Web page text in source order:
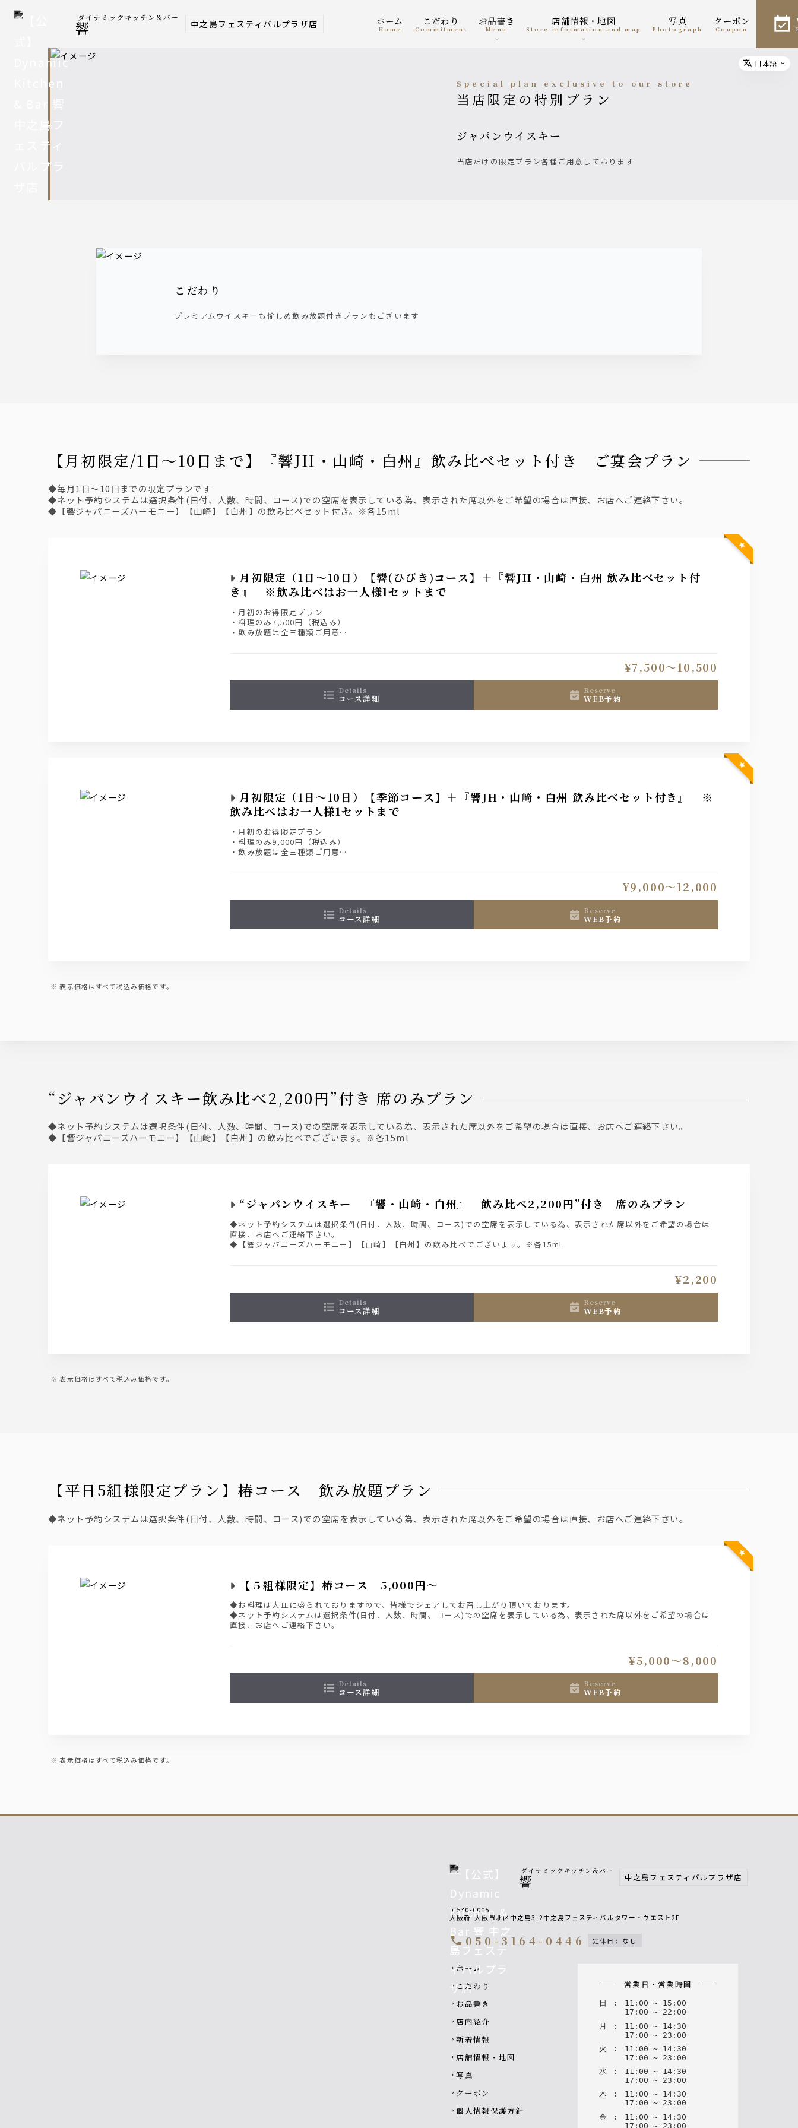
ダイナミックキッチン＆バー
響 中之島フェスティバルプラザ店 ホーム
home
こだわり
Commitment
お品書き
menu
店舗情報・地図
Store information and map
写真
photograph
クーポン
coupon
Special plan exclusive to our store
当店限定の特別プラン
ジャパンウイスキー
当店だけの限定プラン各種ご用意しております
こだわり
プレミアムウイスキーも愉しめ飲み放題付きプランもございます
【月初限定/1日～10日まで】『響JH・山崎・白州』飲み比べセット付き ご宴会プラン
◆毎月1日～10日までの限定プランです
◆ネット予約システムは選択条件(日付、人数、時間、コース)での空席を表示している為、表示された席以外をご希望の場合は直接、お店へご連絡下さい。
◆【響ジャパニーズハーモニー】【山崎】【白州】の飲み比べセット付き。※各15ml
月初限定（1日～10日）【響(ひびき)コース】＋『響JH・山崎・白州 飲み比べセット付
き』 ※飲み比べはお一人様1セットまで
・月初のお得限定プラン
・料理のみ7,500円（税込み）
・飲み放題は全三種類ご用意
¥7,500〜10,500
details
コース詳細
reserve
WEB予約
月初限定（1日～10日）【季節コース】＋『響JH・山崎・白州 飲み比べセット付き』 ※
飲み比べはお一人様1セットまで
・月初のお得限定プラン
・料理のみ9,000円（税込み）
・飲み放題は全三種類ご用意
¥9,000〜12,000
details
コース詳細
reserve
WEB予約
表示価格はすべて税込み価格です。
“ジャパンウイスキー飲み比べ2,200円”付き 席のみプラン
◆ネット予約システムは選択条件(日付、人数、時間、コース)での空席を表示している為、表示された席以外をご希望の場合は直接、お店へご連絡下さい。
◆【響ジャパニーズハーモニー】【山崎】【白州】の飲み比べでございます。※各15ml
“ジャパンウイスキー 『響・山崎・白州』 飲み比べ2,200円”付き 席のみプラン
◆ネット予約システムは選択条件(日付、人数、時間、コース)での空席を表示している為、表示された席以外をご希望の場合は
直接、お店へご連絡下さい。
◆【響ジャパニーズハーモニー】【山崎】【白州】の飲み比べでございます。※各15ml
¥2,200
details
コース詳細
reserve
WEB予約
表示価格はすべて税込み価格です。
【平日5組様限定プラン】椿コース 飲み放題プラン
◆ネット予約システムは選択条件(日付、人数、時間、コース)での空席を表示している為、表示された席以外をご希望の場合は直接、お店へご連絡下さい。
【５組様限定】椿コース 5,000円～
◆お料理は大皿に盛られておりますので、皆様でシェアしてお召し上がり頂いております。
◆ネット予約システムは選択条件(日付、人数、時間、コース)での空席を表示している為、表示された席以外をご希望の場合は
直接、お店へご連絡下さい。
¥5,000〜8,000
details
コース詳細
reserve
WEB予約
表示価格はすべて税込み価格です。
Select
日本語
ダイナミックキッチン＆バー
響 中之島フェスティバルプラザ店
〒530-0005
大阪府 大阪市北区中之島3-2中之島フェスティバルタワー・ウエスト2F
call 050-3164-0446 定休日 : なし
Footer navigation
chevron_right ホーム
chevron_right こだわり
chevron_right お品書き
chevron_right 店内紹介
chevron_right 新着情報
chevron_right 店舗情報・地図
chevron_right 写真
chevron_right クーポン
chevron_right 個人情報保護方針
営業日・営業時間
日 : 11 :00 ~ 15 :00
17 :00 ~ 22 :00
月
: 11 :00 ~ 14 : 30
17 :00 ~ 23 :00
火
: 11 :00 ~ 14 : 30
17 :00 ~ 23 :00
水 : 11 :00 ~ 14 : 30
17 :00 ~ 23 :00
木
: 11 :00 ~ 14 : 30
17 :00 ~ 23 :00
金
: 11 :00 ~ 14 : 30
17 :00 ~ 23 :00